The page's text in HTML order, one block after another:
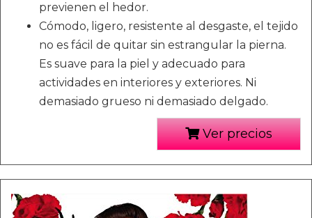
previenen el hedor.
Cómodo, ligero, resistente al desgaste, el tejido
no es fácil de quitar sin estrangular la pierna.
Es suave para la piel y adecuado para
actividades en interiores y exteriores. Ni
demasiado grueso ni demasiado delgado.
Ver precios